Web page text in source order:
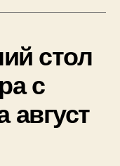
на
2012”
стол
с
август